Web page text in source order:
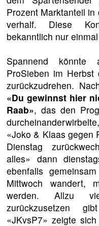
Prozent Marktanteil
verhalf. Diese
bekanntlich nur
Spannend
ProSieben im
zurückzudrehen.
«Du gewinnst hier
Raab», das den
«Joko & Klaas gegen
Dienstag
alles» dann
ebenfalls
Mittwoch wandert,
werden. Allzu
zurückzusetzen
«JKvsP7» zeigte